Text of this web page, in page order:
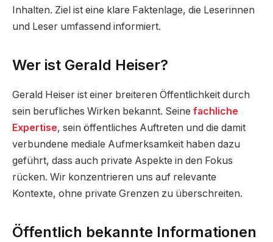
Inhalten. Ziel ist eine klare Faktenlage, die Leserinnen
und Leser umfassend informiert.
Wer ist Gerald Heiser?
Gerald Heiser ist einer breiteren Öffentlichkeit durch
sein berufliches Wirken bekannt. Seine fachliche
Expertise, sein öffentliches Auftreten und die damit
verbundene mediale Aufmerksamkeit haben dazu
geführt, dass auch private Aspekte in den Fokus
rücken. Wir konzentrieren uns auf relevante
Kontexte, ohne private Grenzen zu überschreiten.
Öffentlich bekannte Informationen